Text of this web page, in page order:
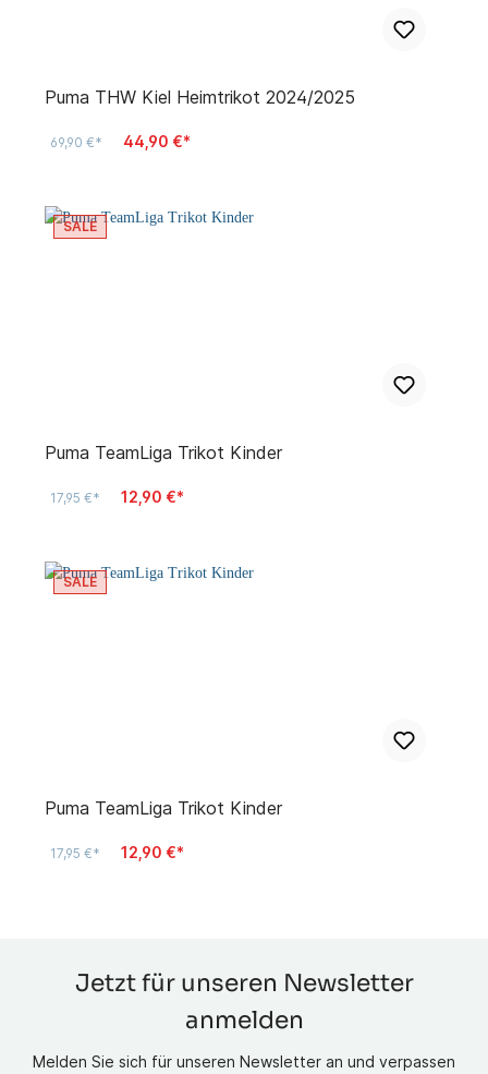
Puma THW Kiel Heimtrikot 2024/2025
69,90 €* 44,90 €*
SALE
Puma TeamLiga Trikot Kinder
17,95 €* 12,90 €*
SALE
Puma TeamLiga Trikot Kinder
17,95 €* 12,90 €*
Jetzt für unseren Newsletter
anmelden
Melden Sie sich für unseren Newsletter an und verpassen